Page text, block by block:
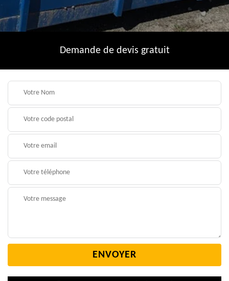
Demande de devis gratuit